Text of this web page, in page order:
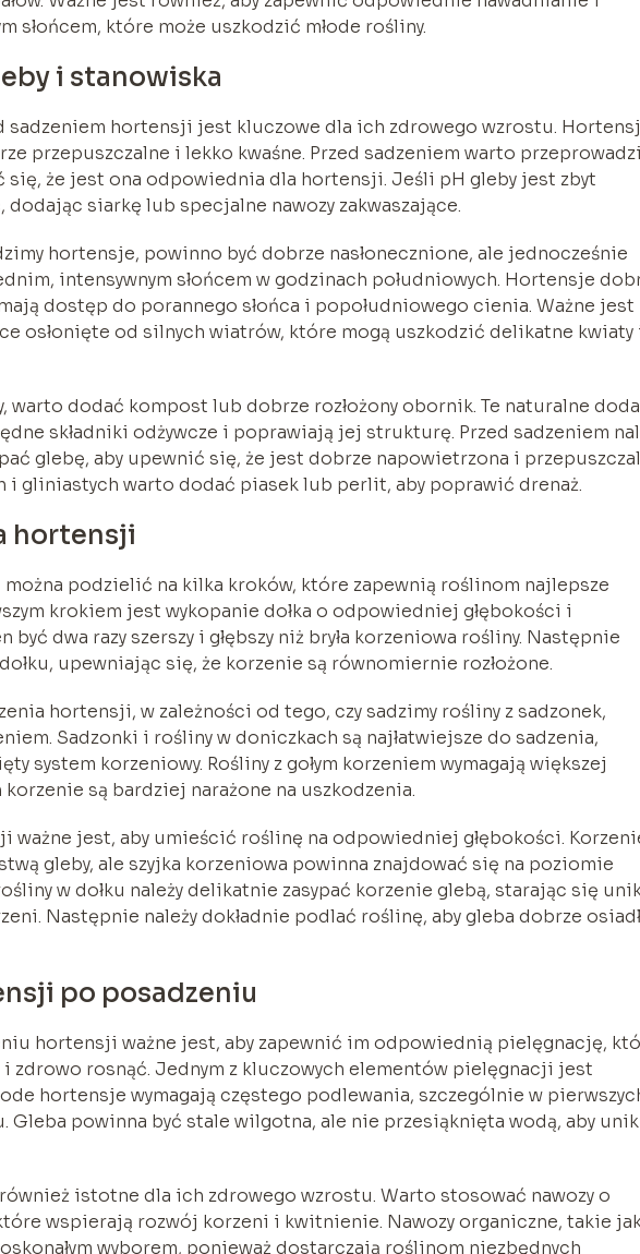
słońcem, które może uszkodzić młode rośliny.
i stanowiska
sadzeniem hortensji jest kluczowe dla ich zdrowego wzrostu.
przepuszczalne i lekko kwaśne. Przed sadzeniem warto
się, że jest ona odpowiednia dla hortensji. Jeśli pH gleby jest zbyt
dodając siarkę lub specjalne nawozy zakwaszające.
hortensje, powinno być dobrze nasłonecznione, ale jednocześnie
intensywnym słońcem w godzinach południowych. Hortensje
dostęp do porannego słońca i popołudniowego cienia. Ważne jest
osłonięte od silnych wiatrów, które mogą uszkodzić delikatne kwiaty
warto dodać kompost lub dobrze rozłożony obornik. Te naturalne
składniki odżywcze i poprawiają jej strukturę. Przed sadzeniem
glebę, aby upewnić się, że jest dobrze napowietrzona i
i gliniastych warto dodać piasek lub perlit, aby poprawić drenaż.
hortensji
podzielić na kilka kroków, które zapewnią roślinom najlepsze
krokiem jest wykopanie dołka o odpowiedniej głębokości i
być dwa razy szerszy i głębszy niż bryła korzeniowa rośliny. Następnie
upewniając się, że korzenie są równomiernie rozłożone.
hortensji, w zależności od tego, czy sadzimy rośliny z sadzonek,
Sadzonki i rośliny w doniczkach są najłatwiejsze do sadzenia,
system korzeniowy. Rośliny z gołym korzeniem wymagają większej
są bardziej narażone na uszkodzenia.
ważne jest, aby umieścić roślinę na odpowiedniej głębokości.
gleby, ale szyjka korzeniowa powinna znajdować się na poziomie
w dołku należy delikatnie zasypać korzenie glebą, starając się
Następnie należy dokładnie podlać roślinę, aby gleba dobrze
po posadzeniu
hortensji ważne jest, aby zapewnić im odpowiednią pielęgnację,
zdrowo rosnąć. Jednym z kluczowych elementów pielęgnacji jest
hortensje wymagają częstego podlewania, szczególnie w
Gleba powinna być stale wilgotna, ale nie przesiąknięta wodą, aby
istotne dla ich zdrowego wzrostu. Warto stosować nawozy o
wspierają rozwój korzeni i kwitnienie. Nawozy organiczne, takie
wyborem, ponieważ dostarczają roślinom niezbędnych